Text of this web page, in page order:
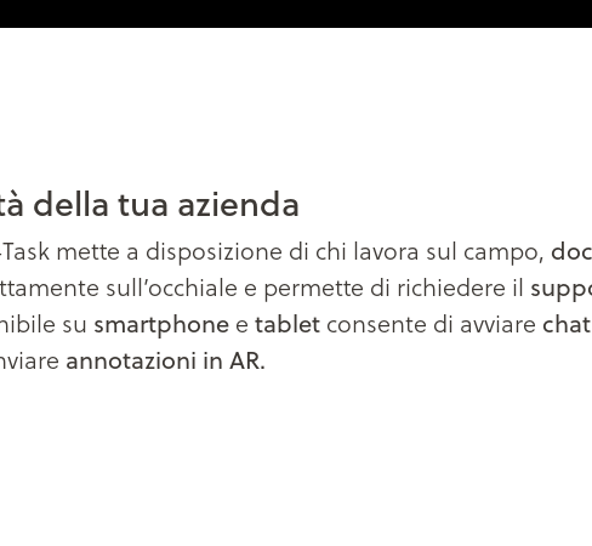
della tua azienda
mette a disposizione di chi lavora sul campo,
sull’occhiale e permette di richiedere il
su smartphone e tablet consente di avviare chat
annotazioni in AR.